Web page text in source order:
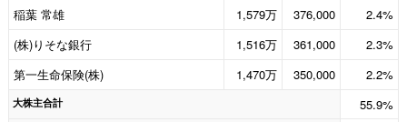
稲葉 常雄
1,579万 376,000
2.4%
(株)りそな銀行
1,516万 361,000
2.3%
第一生命保険(株)
1,470万 350,000 2.2%
大株主合計 55.9%